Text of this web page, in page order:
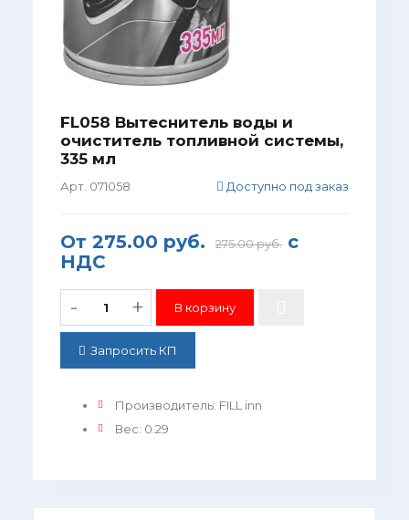
FL058 Вытеснитель воды и
очиститель топливной системы,
335 мл
Арт. 071058 Доступно под заказ
От 275.00 руб. 275.00 руб.с
НДС
- +
Запросить КП
Производитель: FILL inn
Вес: 0.29